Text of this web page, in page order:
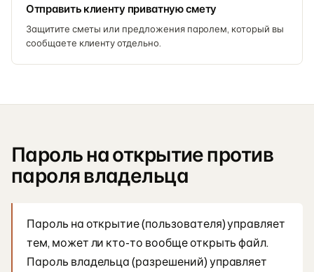
Отправить клиенту приватную смету
Защитите сметы или предложения паролем, который вы
сообщаете клиенту отдельно.
Пароль на открытие против
пароля владельца
Пароль на открытие (пользователя) управляет
тем, может ли кто-то вообще открыть файл.
Пароль владельца (разрешений) управляет